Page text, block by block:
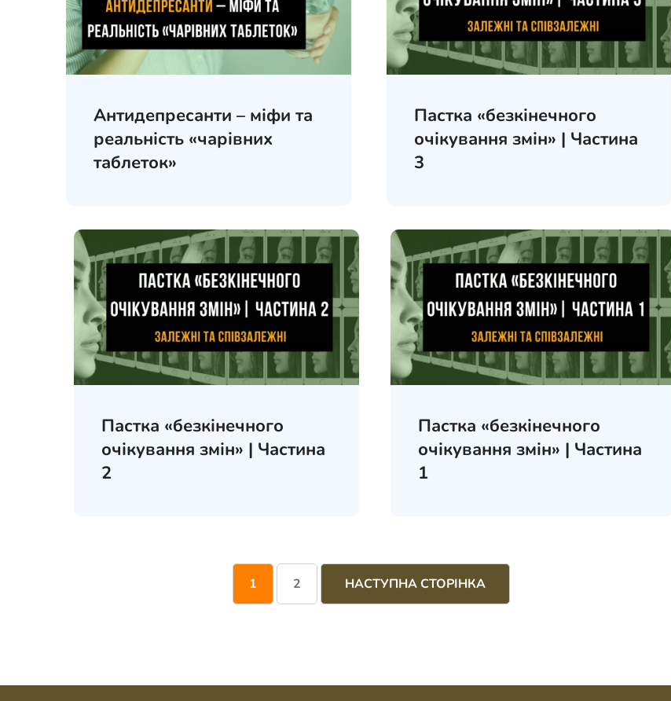
Антидепресанти – міфи та
реальність «чарівних
таблеток»
Пастка «безкінечного
очікування змін» | Частина
3
Пастка «безкінечного
очікування змін» | Частина
2
Пастка «безкінечного
очікування змін» | Частина
1
1 2 НАСТУПНА СТОРІНКА